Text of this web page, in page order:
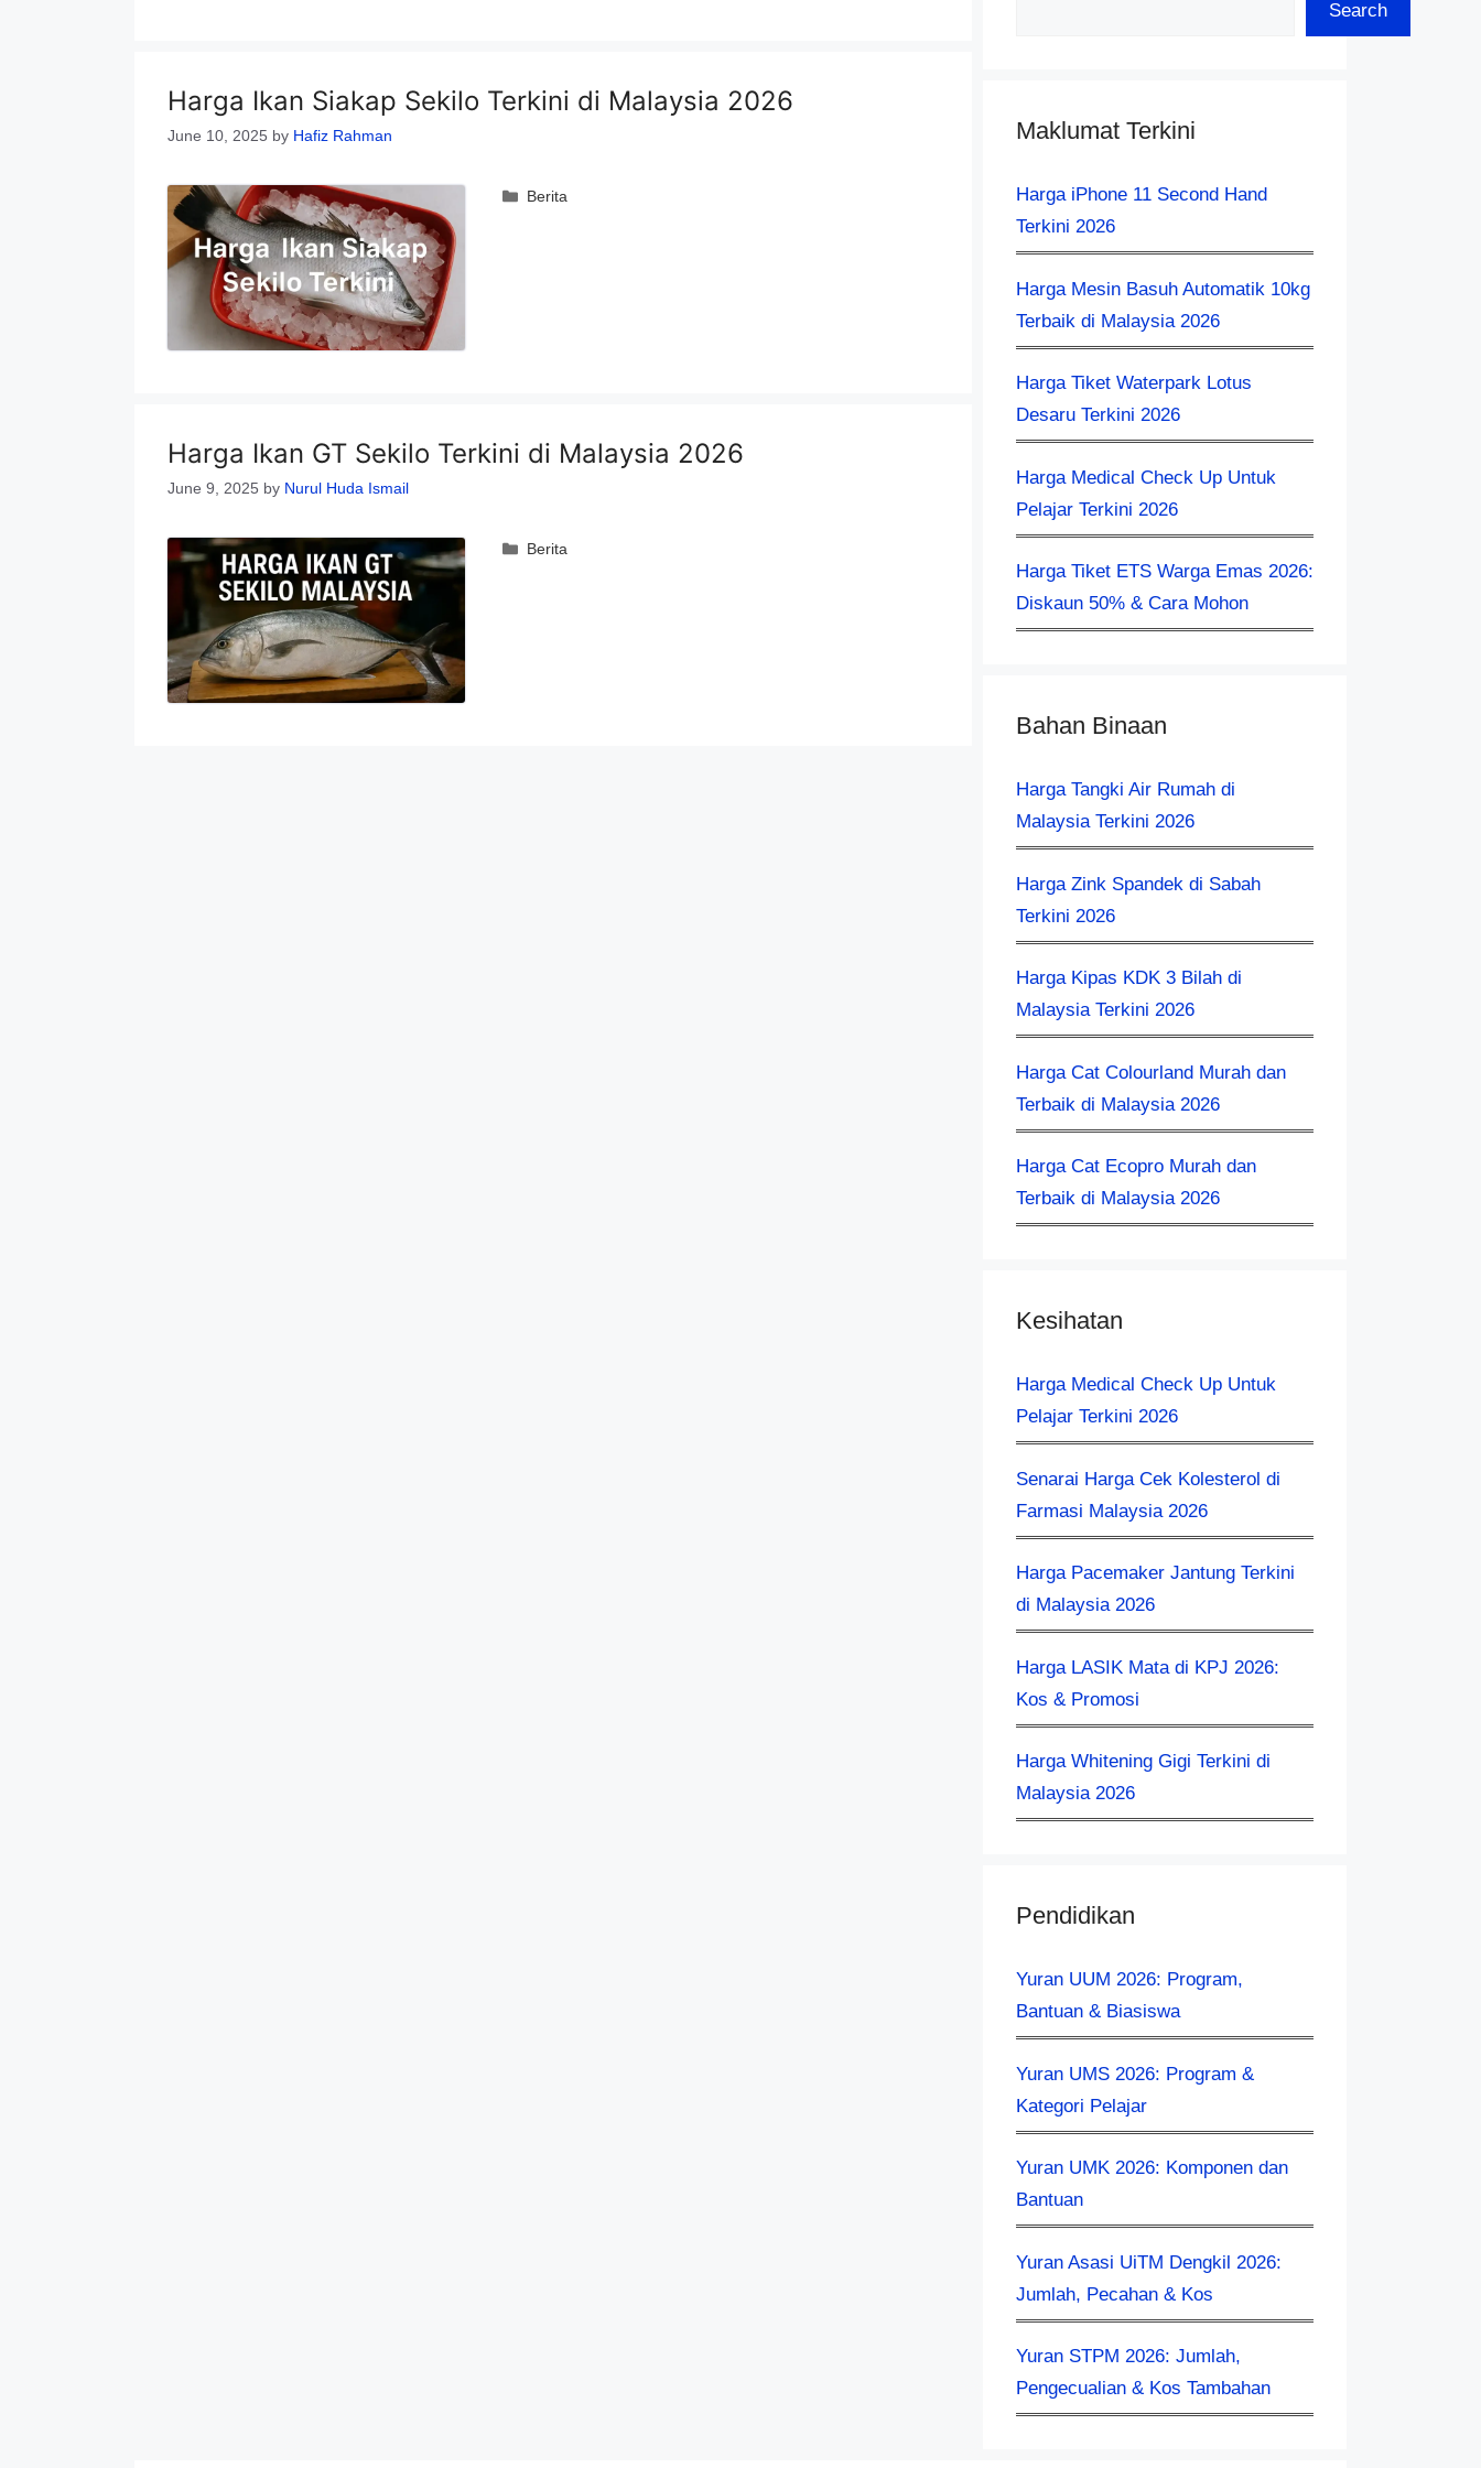
Harga Ikan Siakap Sekilo Terkini di Malaysia 2026
June 10, 2025 by Hafiz Rahman
Categories
Berita
Harga Ikan GT Sekilo Terkini di Malaysia 2026
June 9, 2025 by Nurul Huda Ismail
Categories
Berita
Search
Maklumat Terkini
Harga iPhone 11 Second Hand
Terkini 2026
Harga Mesin Basuh Automatik 10kg
Terbaik di Malaysia 2026
Harga Tiket Waterpark Lotus
Desaru Terkini 2026
Harga Medical Check Up Untuk
Pelajar Terkini 2026
Harga Tiket ETS Warga Emas 2026:
Diskaun 50% & Cara Mohon
Bahan Binaan
Harga Tangki Air Rumah di
Malaysia Terkini 2026
Harga Zink Spandek di Sabah
Terkini 2026
Harga Kipas KDK 3 Bilah di
Malaysia Terkini 2026
Harga Cat Colourland Murah dan
Terbaik di Malaysia 2026
Harga Cat Ecopro Murah dan
Terbaik di Malaysia 2026
Kesihatan
Harga Medical Check Up Untuk
Pelajar Terkini 2026
Senarai Harga Cek Kolesterol di
Farmasi Malaysia 2026
Harga Pacemaker Jantung Terkini
di Malaysia 2026
Harga LASIK Mata di KPJ 2026:
Kos & Promosi
Harga Whitening Gigi Terkini di
Malaysia 2026
Pendidikan
Yuran UUM 2026: Program,
Bantuan & Biasiswa
Yuran UMS 2026: Program &
Kategori Pelajar
Yuran UMK 2026: Komponen dan
Bantuan
Yuran Asasi UiTM Dengkil 2026:
Jumlah, Pecahan & Kos
Yuran STPM 2026: Jumlah,
Pengecualian & Kos Tambahan